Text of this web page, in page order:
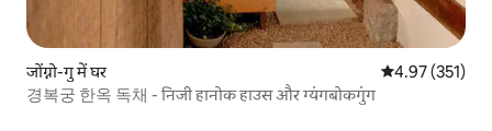
जोंग्नो-गु में घर औसत रेटिंग 5 में से
4.97 (351)
경복궁 한옥 독채 - निजी हानोक हाउस और ग्यंगबोकगुंग